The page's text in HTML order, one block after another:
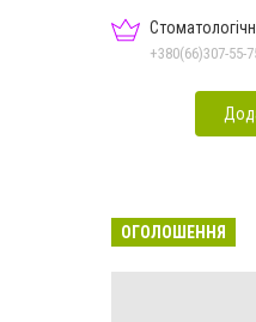
+380(66)307-55-
ОГОЛОШЕННЯ